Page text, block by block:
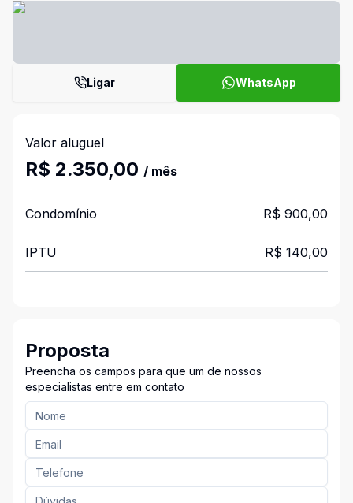
Ligar WhatsApp
Valor aluguel
R$ 2.350,00 / mês
Condomínio R$ 900,00
IPTU R$ 140,00
Proposta
Preencha os campos para que um de nossos
especialistas entre em contato